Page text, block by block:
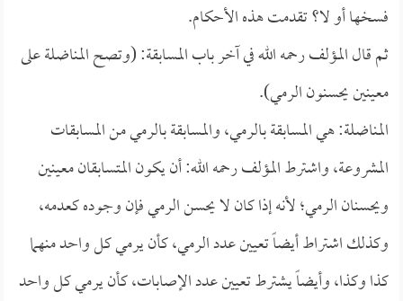
فسخها أو لا؟ تقدمت هذه الأحكام.
ثم قال المؤلف رحمه الله في آخر باب المسابقة: (وتصح المناضلة على
معينين يحسنون الرمي).
المناضلة: هي المسابقة بالرمي، والمسابقة بالرمي من المسابقات
المشروعة، واشترط المؤلف رحمه الله: أن يكون المتسابقان معينين
ويحسنان الرمي؛ لأنه إذا كان لا يحسن الرمي فإن وجوده كعدمه،
وكذلك اشتراط أيضاً تعيين عدد الرمي، كأن يرمي كل واحد منهما
كذا وكذا، وأيضاً يشترط تعيين عدد الإصابات، كأن يرمي كل واحد